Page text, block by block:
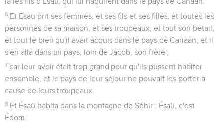
6 Et Ésaü prit ses femmes, et ses fils et ses filles, et toutes les
personnes de sa maison, et ses troupeaux, et tout son bétail,
et tout le bien qu'il avait acquis dans le pays de Canaan, et il
s'en alla dans un pays, loin de Jacob, son frère ;
7 car leur avoir était trop grand pour qu'ils pussent habiter
ensemble, et le pays de leur séjour ne pouvait les porter à
cause de leurs troupeaux.
8 Et Ésaü habita dans la montagne de Séhir : Ésaü, c'est
Édom.